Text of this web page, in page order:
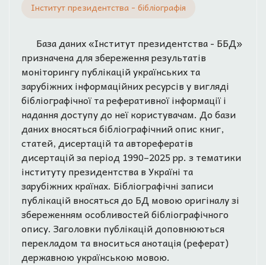
Інститут президентства - бібліографія
База даних «Інститут президентства - ББД»
призначена для збереження результатів
моніторингу публікацій українських та
зарубіжних інформаційних ресурсів у вигляді
бібліографічної та реферативної інформації і
надання доступу до неї користувачам. До бази
даних вносяться бібліографічний опис книг,
статей, дисертацій та авторефератів
дисертацій за період 1990–2025 рр. з тематики
інституту президентства в Україні та
зарубіжних країнах. Бібліографічні записи
публікацій вносяться до БД мовою оригіналу зі
збереженням особливостей бібліографічного
опису. Заголовки публікацій доповнюються
перекладом та вноситься анотація (реферат)
державною українською мовою.